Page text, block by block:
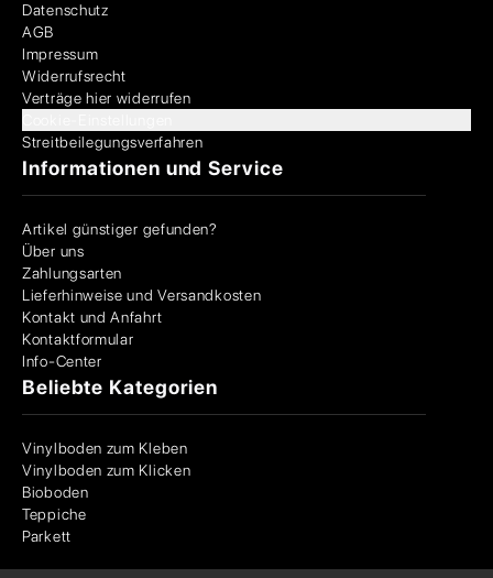
Datenschutz
AGB
Impressum
Widerrufsrecht
Verträge hier widerrufen
Streitbeilegungsverfahren
Informationen und Service
Artikel günstiger gefunden?
Über uns
Zahlungsarten
Lieferhinweise und Versandkosten
Kontakt und Anfahrt
Kontaktformular
Info-Center
Beliebte Kategorien
Vinylboden zum Kleben
Vinylboden zum Klicken
Bioboden
Teppiche
Parkett